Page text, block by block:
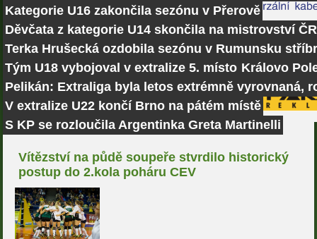
Kategorie U16 zakončila sezónu v Přerově
Děvčata z kategorie U14 skončila na mistrovství
Terka Hrušecká ozdobila sezónu v Rumunsku
Tým U18 vybojoval v extralize 5. místo Královo
Pelikán: Extraliga byla letos extrémně vyrovnaná,
V extralize U22 končí Brno na pátém místě
S KP se rozloučila Argentinka Greta Martinelli
Vítězství na půdě soupeře stvrdilo historický
postup do 2.kola poháru CEV